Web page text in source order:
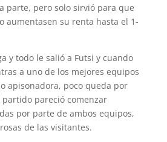
parte, pero solo sirvió para que
aumentasen su renta hasta el 1-
y todo le salió a Futsi y cuando
a uno de los mejores equipos
apisonadora, poco queda por
partido pareció comenzar
por parte de ambos equipos,
de las visitantes.